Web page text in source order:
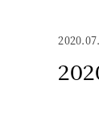
２０